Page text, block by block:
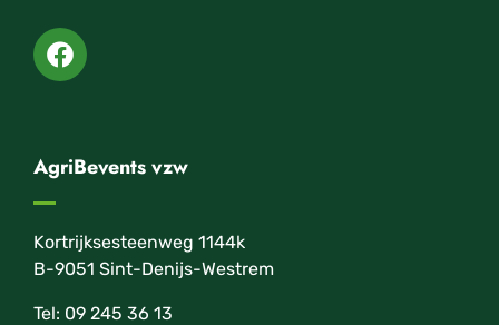
AgriBevents vzw
Kortrijksesteenweg 1144k
B-9051 Sint-Denijs-Westrem
Tel: 09 245 36 13